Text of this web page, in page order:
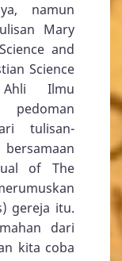
namun
Mary
and
Science
Ilmu
tulisan-
of The
gereja itu.
dari
kita coba